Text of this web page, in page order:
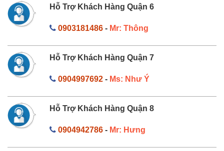
Hỗ Trợ Khách Hàng Quận 6
0903181486- Mr: Thông
Hỗ Trợ Khách Hàng Quận 7
0904997692- Ms: Như Ý
Hỗ Trợ Khách Hàng Quận 8
0904942786- Mr: Hưng